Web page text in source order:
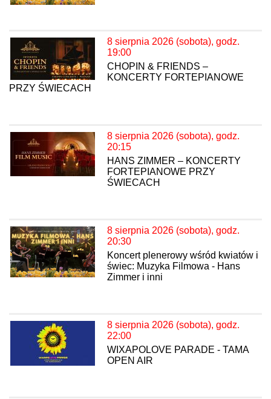
8 sierpnia 2026 (sobota), godz.
19:00
CHOPIN & FRIENDS –
KONCERTY FORTEPIANOWE
PRZY ŚWIECACH
8 sierpnia 2026 (sobota), godz.
20:15
HANS ZIMMER – KONCERTY
FORTEPIANOWE PRZY
ŚWIECACH
8 sierpnia 2026 (sobota), godz.
20:30
Koncert plenerowy wśród kwiatów i
świec: Muzyka Filmowa - Hans
Zimmer i inni
8 sierpnia 2026 (sobota), godz.
22:00
WIXAPOLOVE PARADE - TAMA
OPEN AIR